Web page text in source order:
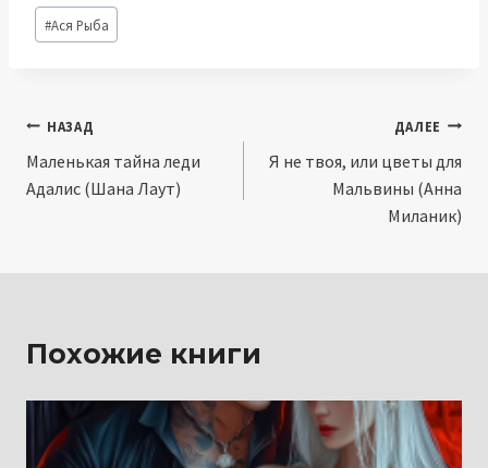
Метки
записи:
#Ася Рыба
Навигация
по
НАЗАД
Маленькая тайна леди
Адалис (Шана Лаут)
ДАЛЕЕ
Я не твоя, или цветы для
Мальвины (Анна
Миланик)
Похожие книги